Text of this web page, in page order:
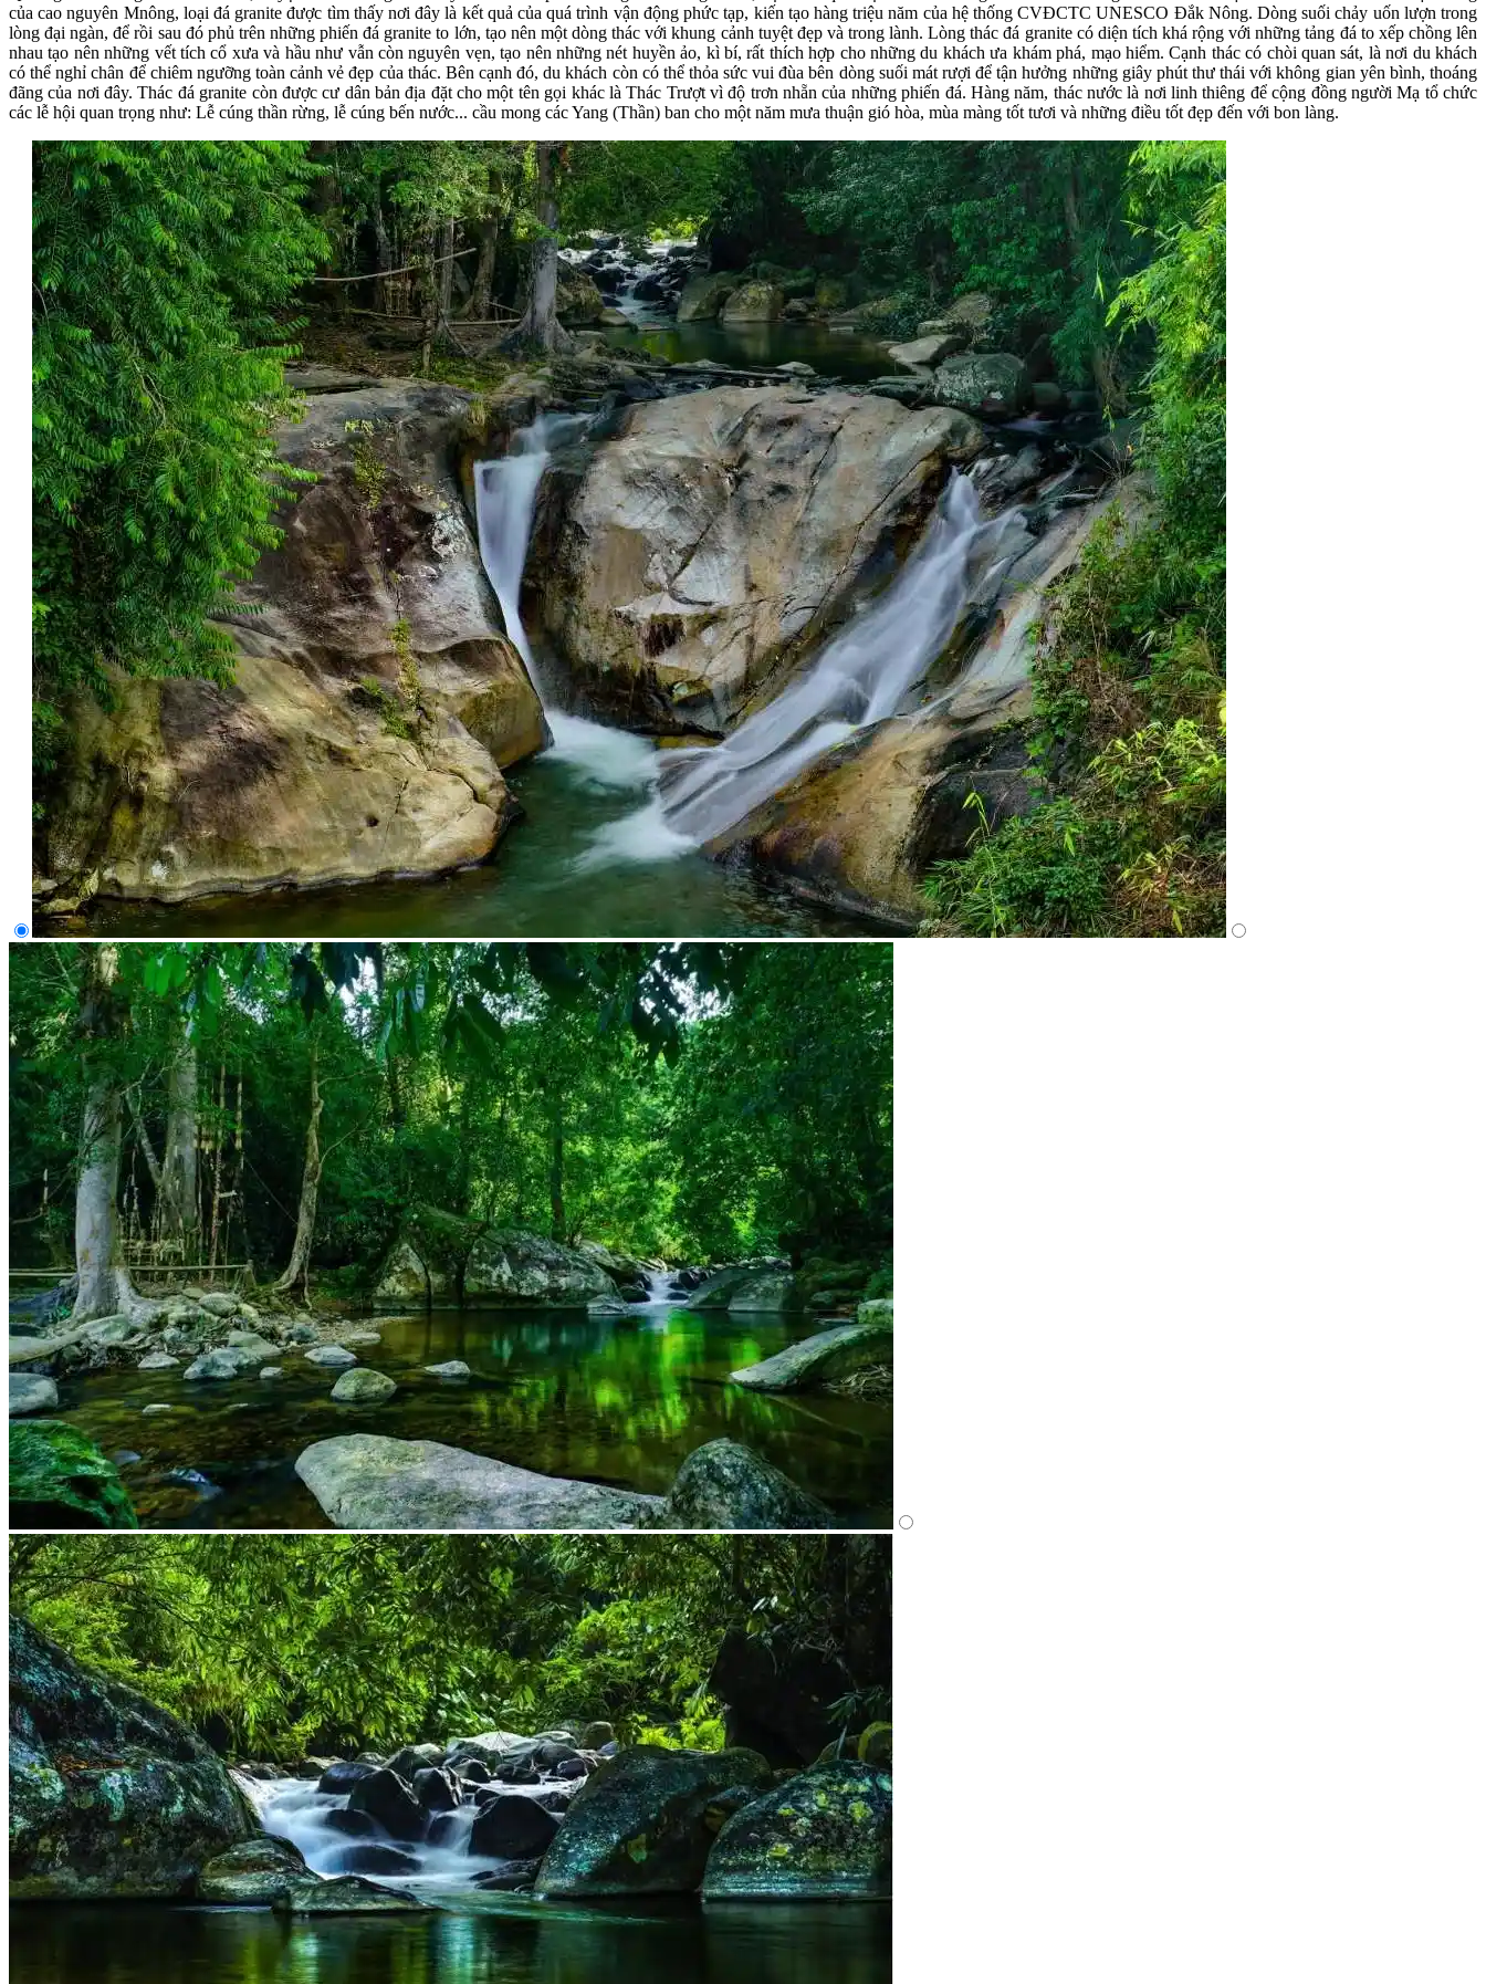
của cao nguyên Mnông, loại đá granite được tìm thấy nơi đây là kết quả của quá trình vận động phức tạp, kiến tạo hàng triệu năm của hệ thống CVĐCTC UNESCO Đắk Nông. Dòng suối chảy uốn lượn trong
lòng đại ngàn, để rồi sau đó phủ trên những phiến đá granite to lớn, tạo nên một dòng thác với khung cảnh tuyệt đẹp và trong lành. Lòng thác đá granite có diện tích khá rộng với những tảng đá to xếp chồng lên
nhau tạo nên những vết tích cổ xưa và hầu như vẫn còn nguyên vẹn, tạo nên những nét huyền ảo, kì bí, rất thích hợp cho những du khách ưa khám phá, mạo hiểm. Cạnh thác có chòi quan sát, là nơi du khách
có thể nghỉ chân để chiêm ngưỡng toàn cảnh vẻ đẹp của thác. Bên cạnh đó, du khách còn có thể thỏa sức vui đùa bên dòng suối mát rượi để tận hưởng những giây phút thư thái với không gian yên bình, thoáng
đãng của nơi đây. Thác đá granite còn được cư dân bản địa đặt cho một tên gọi khác là Thác Trượt vì độ trơn nhẵn của những phiến đá. Hàng năm, thác nước là nơi linh thiêng để cộng đồng người Mạ tổ chức
các lễ hội quan trọng như: Lễ cúng thần rừng, lễ cúng bến nước... cầu mong các Yang (Thần) ban cho một năm mưa thuận gió hòa, mùa màng tốt tươi và những điều tốt đẹp đến với bon làng.